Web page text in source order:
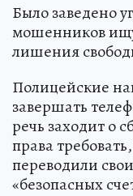
Было заведено
мошенников
лишения
Полицейские
завершать
речь заходит о
права
переводили
«безопасных